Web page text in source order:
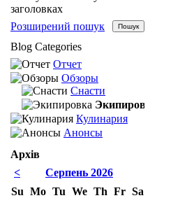
заголовках
Розширений пошук
Blog Categories
Отчет
Обзоры
Снасти
Экипировка
Кулинария
Анонсы
Архів
<
Серпень 2026
Su Mo Tu We Th Fr Sa